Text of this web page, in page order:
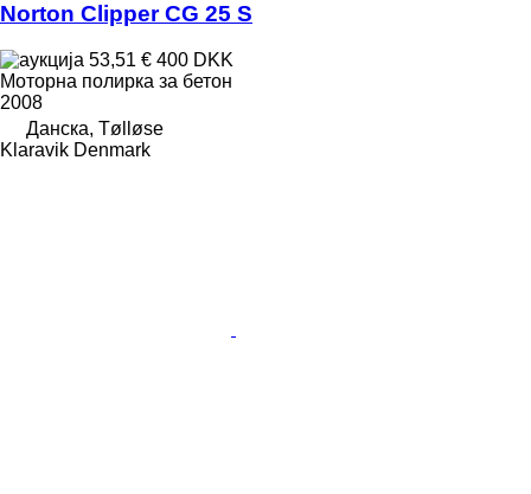
Norton Clipper CG 25 S
53,51 € 400 DKK
Моторна полирка за бетон
2008
Данска, Tølløse
Klaravik Denmark